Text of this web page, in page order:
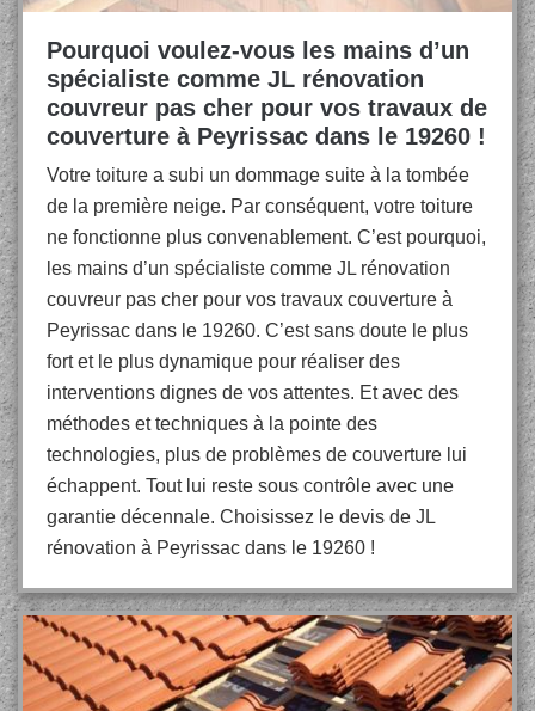
Pourquoi voulez-vous les mains d’un
spécialiste comme JL rénovation
couvreur pas cher pour vos travaux de
couverture à Peyrissac dans le 19260 !
Votre toiture a subi un dommage suite à la tombée
de la première neige. Par conséquent, votre toiture
ne fonctionne plus convenablement. C’est pourquoi,
les mains d’un spécialiste comme JL rénovation
couvreur pas cher pour vos travaux couverture à
Peyrissac dans le 19260. C’est sans doute le plus
fort et le plus dynamique pour réaliser des
interventions dignes de vos attentes. Et avec des
méthodes et techniques à la pointe des
technologies, plus de problèmes de couverture lui
échappent. Tout lui reste sous contrôle avec une
garantie décennale. Choisissez le devis de JL
rénovation à Peyrissac dans le 19260 !